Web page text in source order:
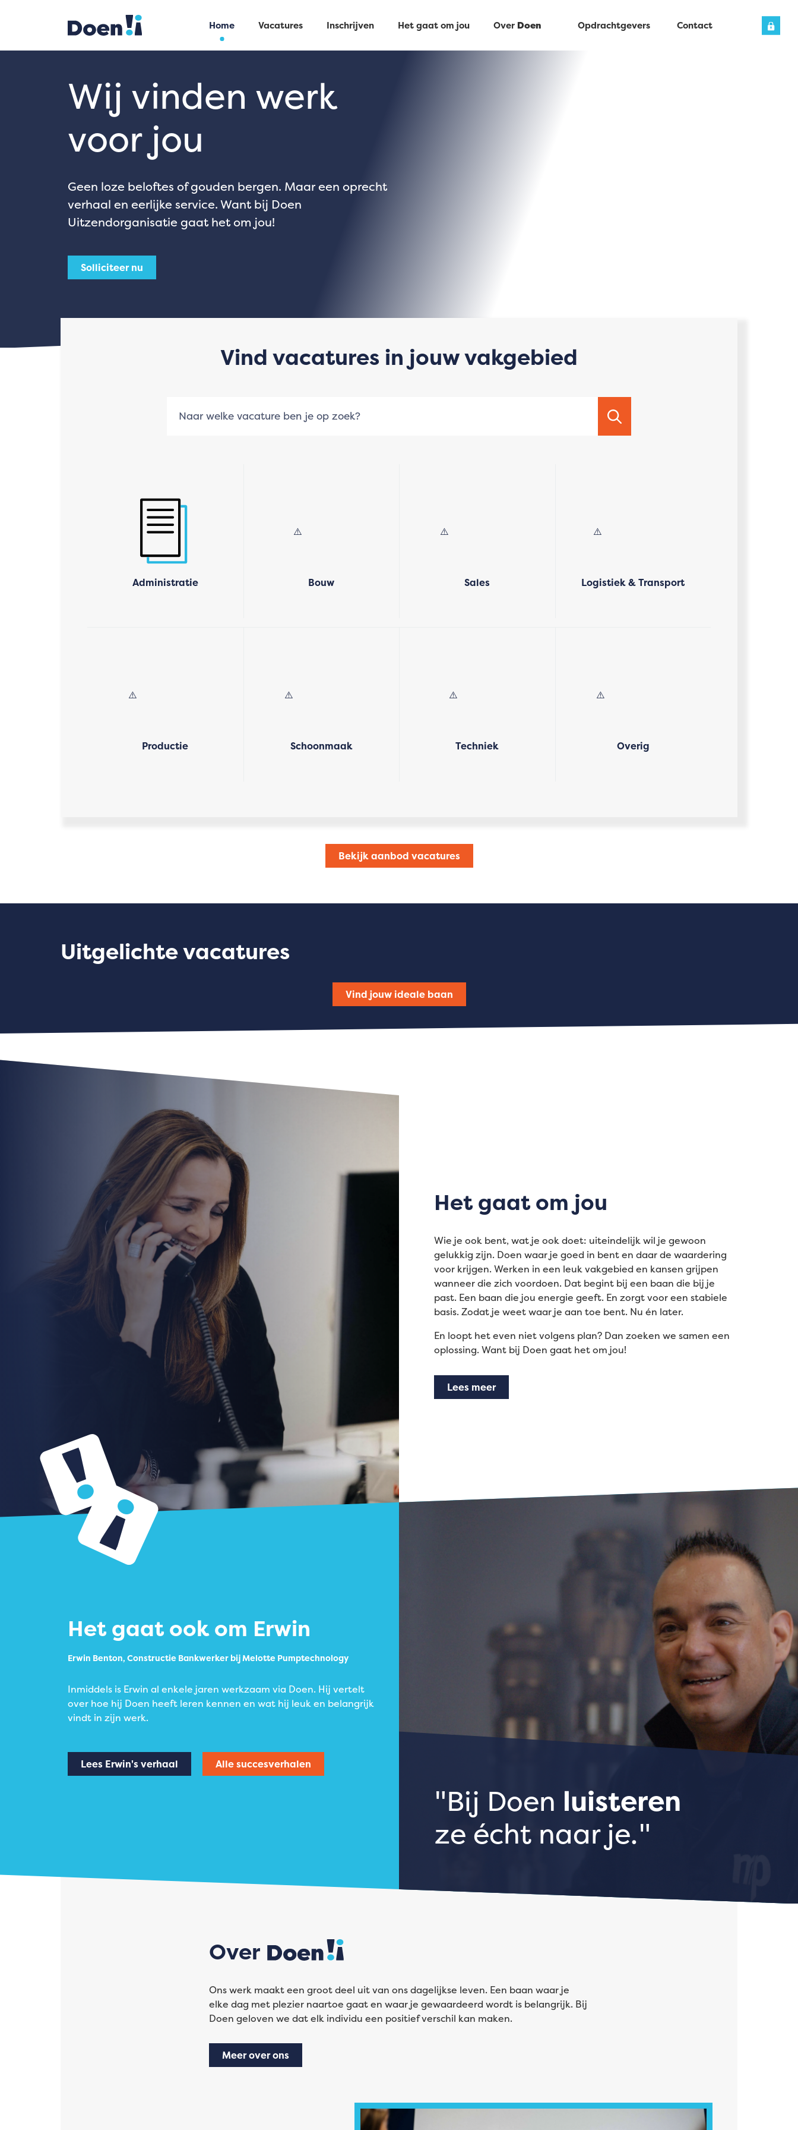
Home Vacatures Inschrijven Het gaat om jou Over Doen Opdrachtgevers Contact
Wij vinden werk
voor jou
Geen loze beloftes of gouden bergen. Maar een oprecht
verhaal en eerlijke service. Want bij Doen
Uitzendorganisatie gaat het om jou!
Solliciteer nu
Vind vacatures in jouw vakgebied
Administratie Bouw Sales Logistiek & Transport
Productie Schoonmaak Techniek Overig
Bekijk aanbod vacatures
Uitgelichte vacatures
Vind jouw ideale baan
Het gaat om jou
Wie je ook bent, wat je ook doet: uiteindelijk wil je gewoon
gelukkig zijn. Doen waar je goed in bent en daar de waardering
voor krijgen. Werken in een leuk vakgebied en kansen grijpen
wanneer die zich voordoen. Dat begint bij een baan die bij je
past. Een baan die jou energie geeft. En zorgt voor een stabiele
basis. Zodat je weet waar je aan toe bent. Nu én later.
En loopt het even niet volgens plan? Dan zoeken we samen een
oplossing. Want bij Doen gaat het om jou!
Lees meer
Het gaat ook om Erwin
Erwin Benton, Constructie Bankwerker bij Melotte Pumptechnology
Inmiddels is Erwin al enkele jaren werkzaam via Doen. Hij vertelt
over hoe hij Doen heeft leren kennen en wat hij leuk en belangrijk
vindt in zijn werk.
Lees Erwin's verhaal Alle succesverhalen
Bij Doen luisteren
ze écht naar je.
Over
Ons werk maakt een groot deel uit van ons dagelijkse leven. Een baan waar je
elke dag met plezier naartoe gaat en waar je gewaardeerd wordt is belangrijk. Bij
Doen geloven we dat elk individu een positief verschil kan maken.
Meer over ons